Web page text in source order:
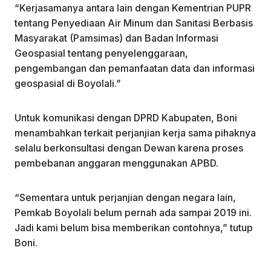
“Kerjasamanya antara lain dengan Kementrian PUPR
tentang Penyediaan Air Minum dan Sanitasi Berbasis
Masyarakat (Pamsimas) dan Badan Informasi
Geospasial tentang penyelenggaraan,
pengembangan dan pemanfaatan data dan informasi
geospasial di Boyolali.”
Untuk komunikasi dengan DPRD Kabupaten, Boni
menambahkan terkait perjanjian kerja sama pihaknya
selalu berkonsultasi dengan Dewan karena proses
pembebanan anggaran menggunakan APBD.
“Sementara untuk perjanjian dengan negara lain,
Pemkab Boyolali belum pernah ada sampai 2019 ini.
Jadi kami belum bisa memberikan contohnya,” tutup
Boni.